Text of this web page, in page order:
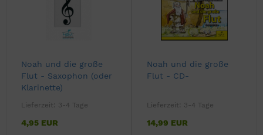
Noah und die große
Flut - Saxophon (oder
Klarinette)
Lieferzeit: 3-4 Tage
4,95 EUR
Noah und die große
Flut - CD-
Lieferzeit: 3-4 Tage
14,99 EUR